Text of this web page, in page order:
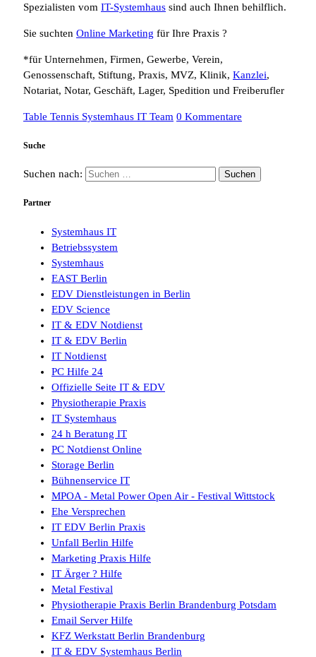
Spezialisten vom IT-Systemhaus sind auch Ihnen behilflich.
Sie suchten Online Marketing für Ihre Praxis ?
*für Unternehmen, Firmen, Gewerbe, Verein,
Genossenschaft, Stiftung, Praxis, MVZ, Klinik, Kanzlei,
Notariat, Notar, Geschäft, Lager, Spedition und Freiberufler
Table Tennis Systemhaus IT Team 0 Kommentare
Suche
Suchen nach:
Partner
Systemhaus IT
Betriebssystem
Systemhaus
EAST Berlin
EDV Dienstleistungen in Berlin
EDV Science
IT & EDV Notdienst
IT & EDV Berlin
IT Notdienst
PC Hilfe 24
Offizielle Seite IT & EDV
Physiotherapie Praxis
IT Systemhaus
24 h Beratung IT
PC Notdienst Online
Storage Berlin
Bühnenservice IT
MPOA - Metal Power Open Air - Festival Wittstock
Ehe Versprechen
IT EDV Berlin Praxis
Unfall Berlin Hilfe
Marketing Praxis Hilfe
IT Ärger ? Hilfe
Metal Festival
Physiotherapie Praxis Berlin Brandenburg Potsdam
Email Server Hilfe
KFZ Werkstatt Berlin Brandenburg
IT & EDV Systemhaus Berlin